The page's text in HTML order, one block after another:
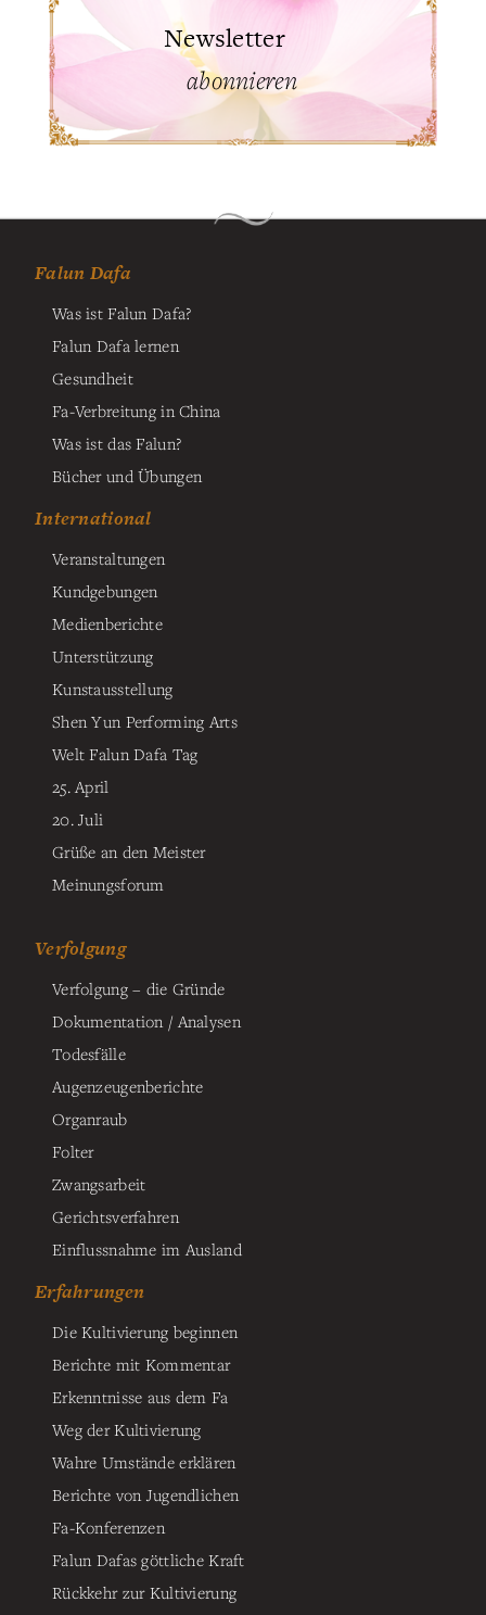
abonnieren
Newsletter
Falun Dafa
Was ist Falun Dafa?
Falun Dafa lernen
Gesundheit
Fa-Verbreitung in China
Was ist das Falun?
Bücher und Übungen
International
Veranstaltungen
Kundgebungen
Medienberichte
Unterstützung
Kunstausstellung
Shen Yun Performing Arts
Welt Falun Dafa Tag
25. April
20. Juli
Grüße an den Meister
Meinungsforum
Verfolgung
Verfolgung – die Gründe
Dokumentation / Analysen
Todesfälle
Augenzeugenberichte
Organraub
Folter
Zwangsarbeit
Gerichtsverfahren
Einflussnahme im Ausland
Erfahrungen
Die Kultivierung beginnen
Berichte mit Kommentar
Erkenntnisse aus dem Fa
Weg der Kultivierung
Wahre Umstände erklären
Berichte von Jugendlichen
Fa-Konferenzen
Falun Dafas göttliche Kraft
Rückkehr zur Kultivierung